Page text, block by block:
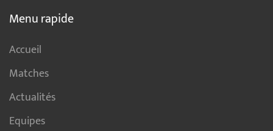
Menu rapide
Accueil
Matches
Actualités
Equipes